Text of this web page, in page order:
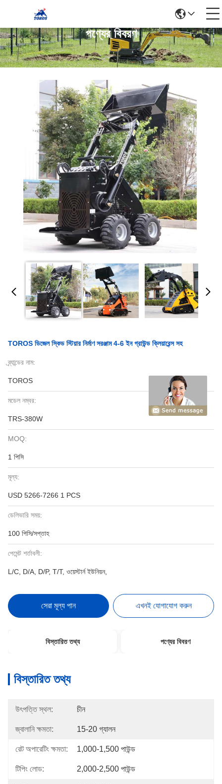
পণ্যের বিবরণ
TOROS ডিজেল স্কিড স্টিয়ার নির্মাণ সরঞ্জাম 4-6 ইন গ্রাউন্ড ক্লিয়ারেন্স সহ
ব্র্যান্ডের নাম:
TOROS
মডেল নম্বর:
TRS-380W
MOQ:
1 পিসি
মূল্য:
USD 5266-7266 1 PCS
ডেলিভারি সময়:
100 পিসি/সপ্তাহ
পেমেন্ট শর্তাবলী:
L/C, D/A, D/P, T/T, ওয়েস্টার্ন ইউনিয়ন,
সেরা মূল্য পান এখনই যোগাযোগ করুন
বিস্তারিত তথ্য পণ্যের বিবরণ
বিস্তারিত তথ্য
উৎপত্তি স্থল: চীন
জ্বালানি ক্ষমতা: 15-20 গ্যালন
রেট অপারেটিং ক্ষমতা: 1,000-1,500 পাউন্ড
টিপিং লোড: 2,000-2,500 পাউন্ড